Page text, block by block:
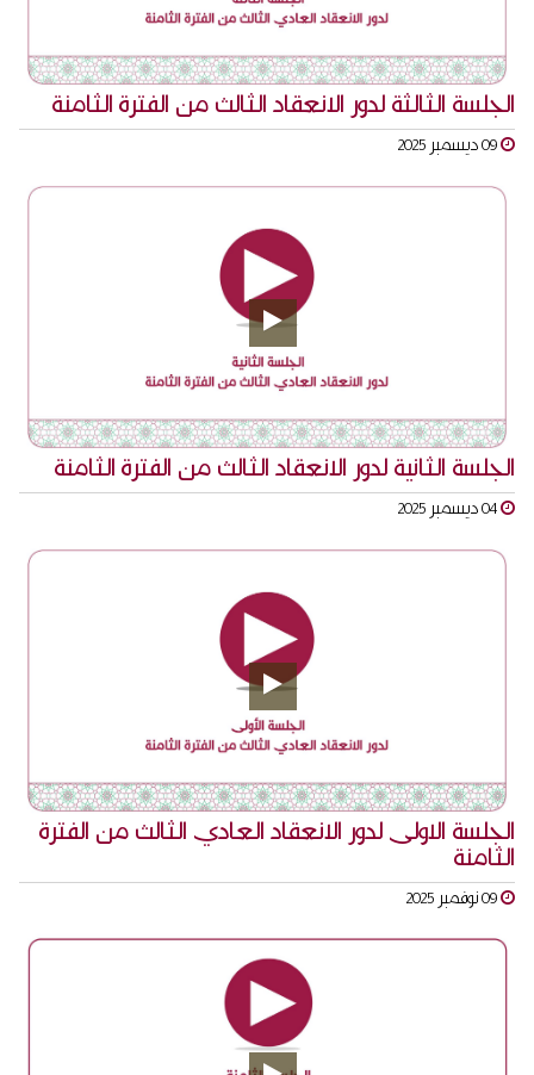
الجلسة الثالثة لدور الانعقاد الثالث من الفترة الثامنة
09 ديسمبر 2025
الجلسة الثانية لدور الانعقاد الثالث من الفترة الثامنة
04 ديسمبر 2025
الجلسة الاولى لدور الانعقاد العادي الثالث من الفترة
الثامنة
09 نوفمبر 2025